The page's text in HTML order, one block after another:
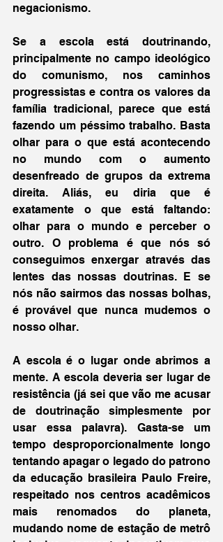
negacionismo.
Se a escola está doutrinando,
principalmente no campo ideológico
do comunismo, nos caminhos
progressistas e contra os valores da
família tradicional, parece que está
fazendo um péssimo trabalho. Basta
olhar para o que está acontecendo
no mundo com o aumento
desenfreado de grupos da extrema
direita. Aliás, eu diria que é
exatamente o que está faltando:
olhar para o mundo e perceber o
outro. O problema é que nós só
conseguimos enxergar através das
lentes das nossas doutrinas. E se
nós não sairmos das nossas bolhas,
é provável que nunca mudemos o
nosso olhar.
A escola é o lugar onde abrimos a
mente. A escola deveria ser lugar de
resistência (já sei que vão me acusar
de doutrinação simplesmente por
usar essa palavra). Gasta-se um
tempo desproporcionalmente longo
tentando apagar o legado do patrono
da educação brasileira Paulo Freire,
respeitado nos centros acadêmicos
mais renomados do planeta,
mudando nome de estação de metrô